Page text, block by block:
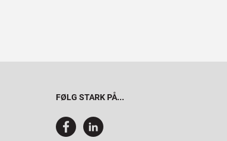
FØLG STARK PÅ...